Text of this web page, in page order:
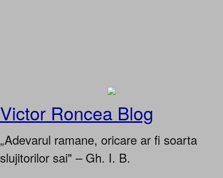
Victor Roncea Blog
„Adevarul ramane, oricare ar fi soarta
slujitorilor sai" – Gh. I. B.